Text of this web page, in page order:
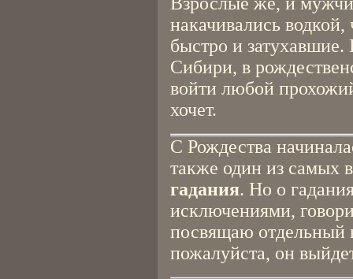
накачивались
быстро и
Сибири, в
войти любой
хочет.
С Рождества
также один из самых
гадания. Но о
исключениями,
посвящаю отдельный
пожалуйста, он